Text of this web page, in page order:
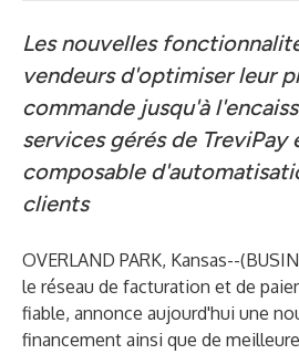
Les nouvelles
vendeurs d'optimiser leur
commande jusqu'à
services gérés de
composable
clients
OVERLAND PARK, Kansas--(
le réseau de facturation et de
fiable, annonce aujourd'hui une
financement ainsi que de